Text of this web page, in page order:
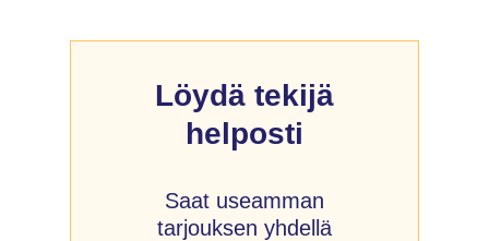
Löydä tekijä
helposti
Saat useamman
tarjouksen yhdellä